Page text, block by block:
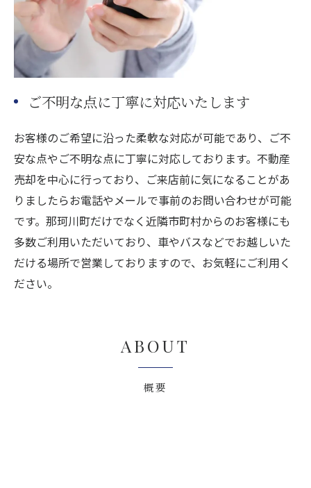
ご不明な点に丁寧に対応いたします
お客様のご希望に沿った柔軟な対応が可能であり、ご不
安な点やご不明な点に丁寧に対応しております。不動産
売却を中心に行っており、ご来店前に気になることがあ
りましたらお電話やメールで事前のお問い合わせが可能
です。那珂川町だけでなく近隣市町村からのお客様にも
多数ご利用いただいており、車やバスなどでお越しいた
だける場所で営業しておりますので、お気軽にご利用く
ださい。
ABOUT
概要